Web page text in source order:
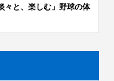
々と、楽しむ」野球の体